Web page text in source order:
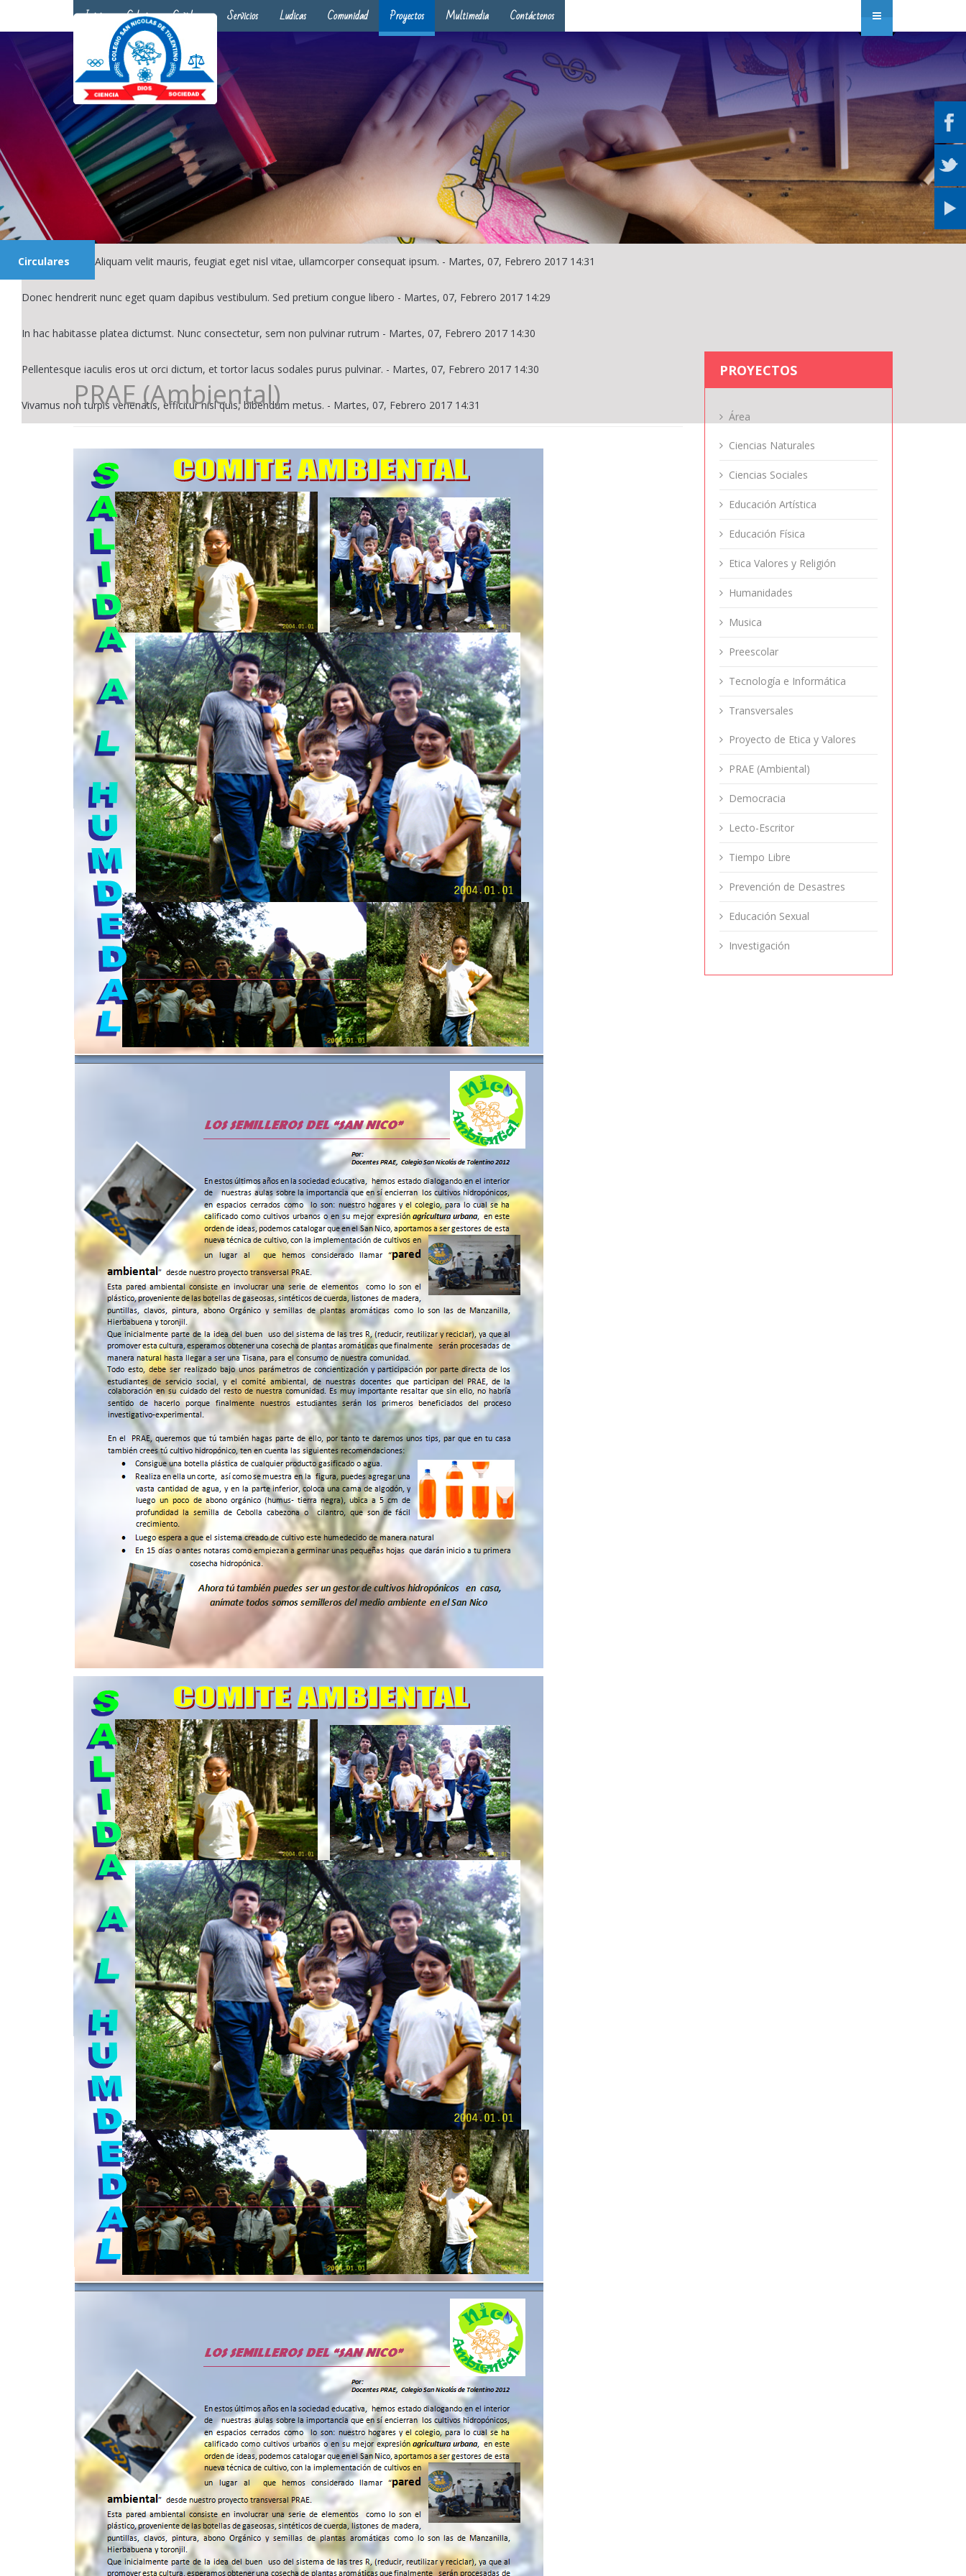
Inicio Colegio Covid-19 Servicios Ludicas Comunidad Proyectos Multimedia Contáctenos
Circulares Aliquam velit mauris, feugiat eget nisl vitae, ullamcorper consequat ipsum. - Martes, 07, Febrero 2017 14:31
Donec hendrerit nunc eget quam dapibus vestibulum. Sed pretium congue libero - Martes, 07, Febrero 2017 14:29
In hac habitasse platea dictumst. Nunc consectetur, sem non pulvinar rutrum - Martes, 07, Febrero 2017 14:30
Pellentesque iaculis eros ut orci dictum, et tortor lacus sodales purus pulvinar. - Martes, 07, Febrero 2017 14:30
Vivamus non turpis venenatis, efficitur nisl quis, bibendum metus. - Martes, 07, Febrero 2017 14:31
PRAE (Ambiental)
PROYECTOS
Área
Ciencias Naturales
Ciencias Sociales
Educación Artística
Educación Física
Etica Valores y Religión
Humanidades
Musica
Preescolar
Tecnología e Informática
Transversales
Proyecto de Etica y Valores
PRAE (Ambiental)
Democracia
Lecto-Escritor
Tiempo Libre
Prevención de Desastres
Educación Sexual
Investigación